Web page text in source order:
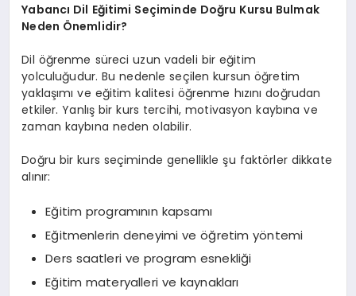
Yabancı Dil Eğitimi Seçiminde Doğru Kursu Bulmak
Neden Önemlidir?
Dil öğrenme süreci uzun vadeli bir eğitim
yolculuğudur. Bu nedenle seçilen kursun öğretim
yaklaşımı ve eğitim kalitesi öğrenme hızını doğrudan
etkiler. Yanlış bir kurs tercihi, motivasyon kaybına ve
zaman kaybına neden olabilir.
Doğru bir kurs seçiminde genellikle şu faktörler dikkate
alınır:
Eğitim programının kapsamı
Eğitmenlerin deneyimi ve öğretim yöntemi
Ders saatleri ve program esnekliği
Eğitim materyalleri ve kaynakları